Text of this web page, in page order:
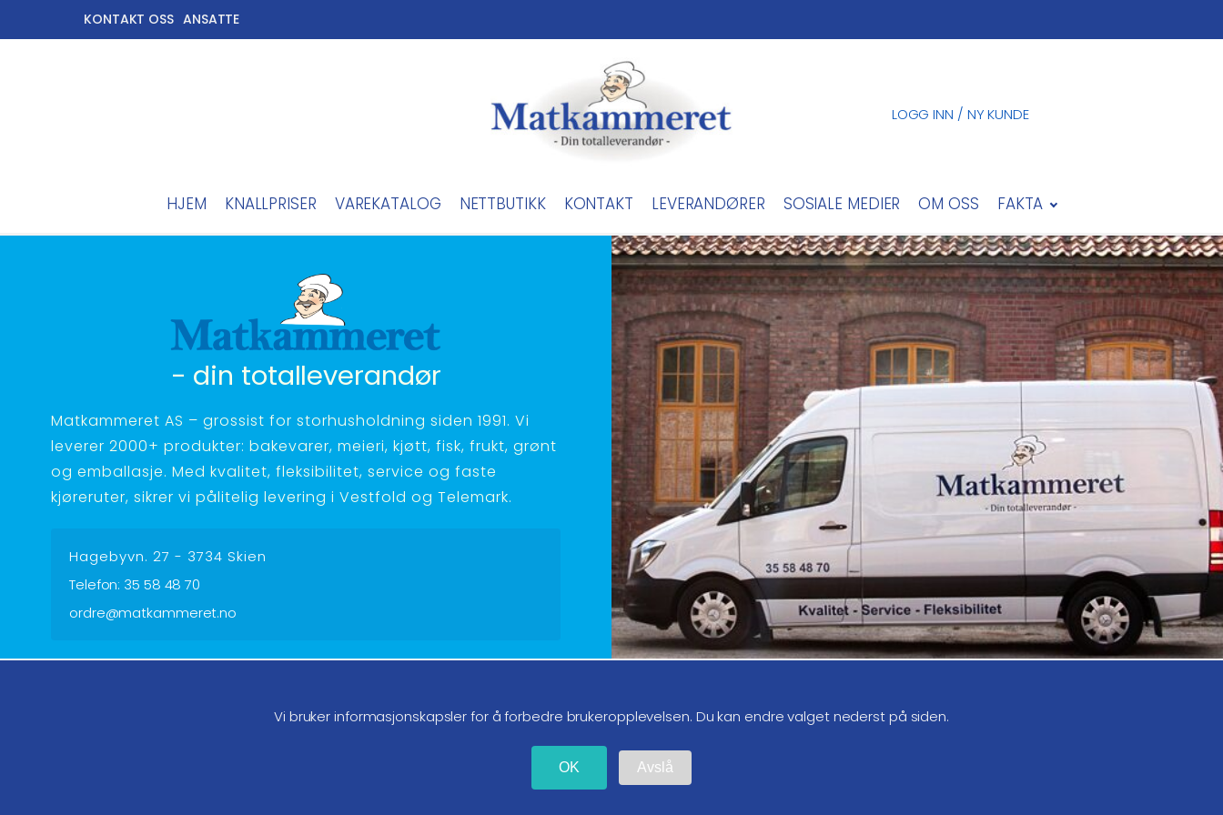
KONTAKT OSS ANSATTE
LOGG INN / NY KUNDE
HJEM KNALLPRISER VAREKATALOG NETTBUTIKK KONTAKT LEVERANDØRER SOSIALE MEDIER OM OSS FAKTA
- din totalleverandør
Matkammeret AS – grossist for storhusholdning siden 1991. Vi
leverer 2000+ produkter: bakevarer, meieri, kjøtt, fisk, frukt, grønt
og emballasje. Med kvalitet, fleksibilitet, service og faste
kjøreruter, sikrer vi pålitelig levering i Vestfold og Telemark.
Hagebyvn. 27 - 3734 Skien
Telefon: 35 58 48 70
ordre@matkammeret.no
Vi bruker informasjonskapsler for å forbedre brukeropplevelsen. Du kan endre valget nederst på siden.
OK Avslå